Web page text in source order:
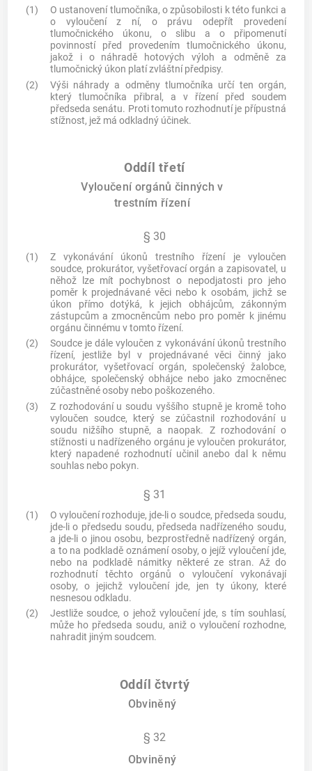
(1)
O ustanovení tlumočníka, o způsobilosti k této funkci a
o vyloučení z ní, o právu odepřít provedení
tlumočnického úkonu, o slibu a o připomenutí
povinností před provedením tlumočnického úkonu,
jakož i o náhradě hotových výloh a odměně za
tlumočnický úkon platí zvláštní předpisy.
(2)
Výši náhrady a odměny tlumočníka určí ten orgán,
který tlumočníka přibral, a v řízení před soudem
předseda senátu. Proti tomuto rozhodnutí je přípustná
stížnost, jež má odkladný účinek.
Oddíl třetí
Vyloučení orgánů činných v
trestním řízení
§ 30
(1)
Z vykonávání úkonů trestního řízení je vyloučen
soudce, prokurátor, vyšetřovací orgán a zapisovatel, u
něhož lze mít pochybnost o nepodjatosti pro jeho
poměr k projednávané věci nebo k osobám, jichž se
úkon přímo dotýká, k jejich obhájcům, zákonným
zástupcům a zmocněncům nebo pro poměr k jinému
orgánu činnému v tomto řízení.
(2)
Soudce je dále vyloučen z vykonávání úkonů trestního
řízení, jestliže byl v projednávané věci činný jako
prokurátor, vyšetřovací orgán, společenský žalobce,
obhájce, společenský obhájce nebo jako zmocněnec
zúčastněné osoby nebo poškozeného.
(3)
Z rozhodování u soudu vyššího stupně je kromě toho
vyloučen soudce, který se zúčastnil rozhodování u
soudu nižšího stupně, a naopak. Z rozhodování o
stížnosti u nadřízeného orgánu je vyloučen prokurátor,
který napadené rozhodnutí učinil anebo dal k němu
souhlas nebo pokyn.
§ 31
(1)
O vyloučení rozhoduje, jde-li o soudce, předseda soudu,
jde-li o předsedu soudu, předseda nadřízeného soudu,
a jde-li o jinou osobu, bezprostředně nadřízený orgán,
a to na podkladě oznámení osoby, o jejíž vyloučení jde,
nebo na podkladě námitky některé ze stran. Až do
rozhodnutí těchto orgánů o vyloučení vykonávají
osoby, o jejichž vyloučení jde, jen ty úkony, které
nesnesou odkladu.
(2)
Jestliže soudce, o jehož vyloučení jde, s tím souhlasí,
může ho předseda soudu, aniž o vyloučení rozhodne,
nahradit jiným soudcem.
Oddíl čtvrtý
Obviněný
§ 32
Obviněný